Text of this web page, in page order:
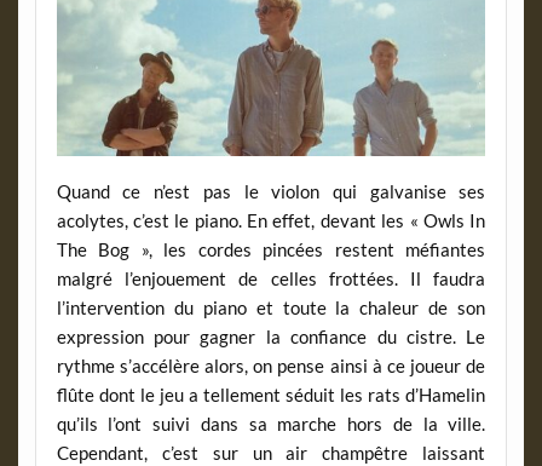
Quand ce n’est pas le violon qui galvanise ses
acolytes, c’est le piano. En effet, devant les « Owls In
The Bog », les cordes pincées restent méfiantes
malgré l’enjouement de celles frottées. Il faudra
l’intervention du piano et toute la chaleur de son
expression pour gagner la confiance du cistre. Le
rythme s’accélère alors, on pense ainsi à ce joueur de
flûte dont le jeu a tellement séduit les rats d’Hamelin
qu’ils l’ont suivi dans sa marche hors de la ville.
Cependant, c’est sur un air champêtre laissant